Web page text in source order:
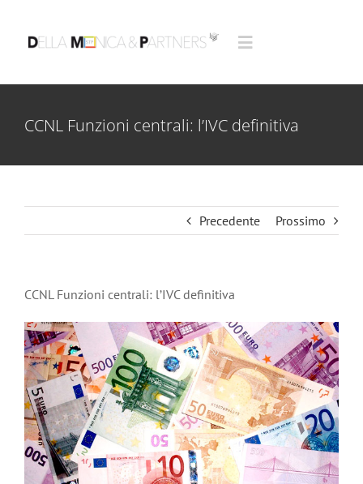
contenuto
Toggle
Chi siamo
CCNL Funzioni centrali: l’IVC definitiva
Precedente Prossimo
CCNL Funzioni centrali: l’IVC definitiva